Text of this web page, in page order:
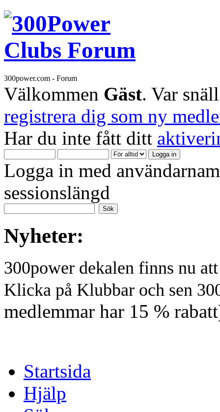
300power.com - Forum
Välkommen Gäst. Var
registrera dig som ny
Har du inte fått ditt
Logga in med
sessionslängd
Nyheter:
300power dekalen finns nu
Klicka på Klubbar och sen
medlemmar har 15 %
Startsida
Hjälp